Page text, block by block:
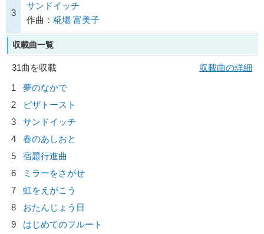
3
サンドイッチ
作曲： 糀場 富美子
収載曲一覧
31曲を収載
収載曲の詳細
1
夢のなかで
2
ピザトースト
3
サンドイッチ
4
春のあしおと
5
宿題行進曲
6
ミラーをさがせ
7
虹をえがこう
8
おたんじょう日
9
はじめてのフルート